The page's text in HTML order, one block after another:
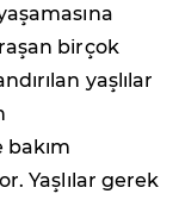
birçok
yaşlılar
bakım
Yaşlılar gerek